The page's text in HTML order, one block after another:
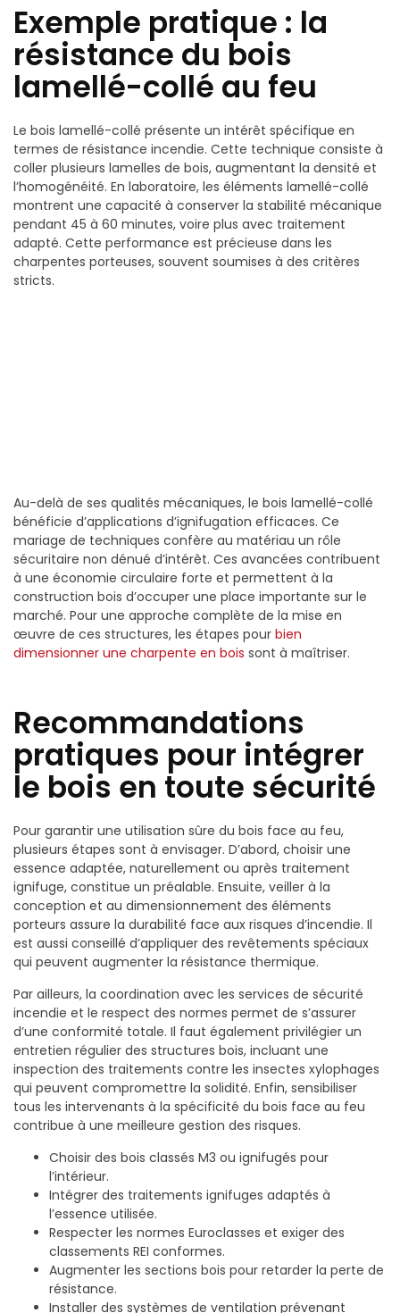
Exemple pratique : la
résistance du bois
lamellé-collé au feu
Le bois lamellé-collé présente un intérêt spécifique en
termes de résistance incendie. Cette technique consiste à
coller plusieurs lamelles de bois, augmentant la densité et
l’homogénéité. En laboratoire, les éléments lamellé-collé
montrent une capacité à conserver la stabilité mécanique
pendant 45 à 60 minutes, voire plus avec traitement
adapté. Cette performance est précieuse dans les
charpentes porteuses, souvent soumises à des critères
stricts.
Au-delà de ses qualités mécaniques, le bois lamellé-collé
bénéficie d’applications d’ignifugation efficaces. Ce
mariage de techniques confère au matériau un rôle
sécuritaire non dénué d’intérêt. Ces avancées contribuent
à une économie circulaire forte et permettent à la
construction bois d’occuper une place importante sur le
marché. Pour une approche complète de la mise en
œuvre de ces structures, les étapes pour bien
dimensionner une charpente en bois sont à maîtriser.
Recommandations
pratiques pour intégrer
le bois en toute sécurité
Pour garantir une utilisation sûre du bois face au feu,
plusieurs étapes sont à envisager. D’abord, choisir une
essence adaptée, naturellement ou après traitement
ignifuge, constitue un préalable. Ensuite, veiller à la
conception et au dimensionnement des éléments
porteurs assure la durabilité face aux risques d’incendie. Il
est aussi conseillé d’appliquer des revêtements spéciaux
qui peuvent augmenter la résistance thermique.
Par ailleurs, la coordination avec les services de sécurité
incendie et le respect des normes permet de s’assurer
d’une conformité totale. Il faut également privilégier un
entretien régulier des structures bois, incluant une
inspection des traitements contre les insectes xylophages
qui peuvent compromettre la solidité. Enfin, sensibiliser
tous les intervenants à la spécificité du bois face au feu
contribue à une meilleure gestion des risques.
Choisir des bois classés M3 ou ignifugés pour
l’intérieur.
Intégrer des traitements ignifuges adaptés à
l’essence utilisée.
Respecter les normes Euroclasses et exiger des
classements REI conformes.
Augmenter les sections bois pour retarder la perte de
résistance.
Installer des systèmes de ventilation prévenant